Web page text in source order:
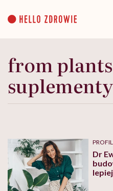
content
from
suplementy
Dr